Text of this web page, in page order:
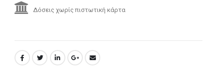
Δόσεις χωρίς πιστωτική κάρτα